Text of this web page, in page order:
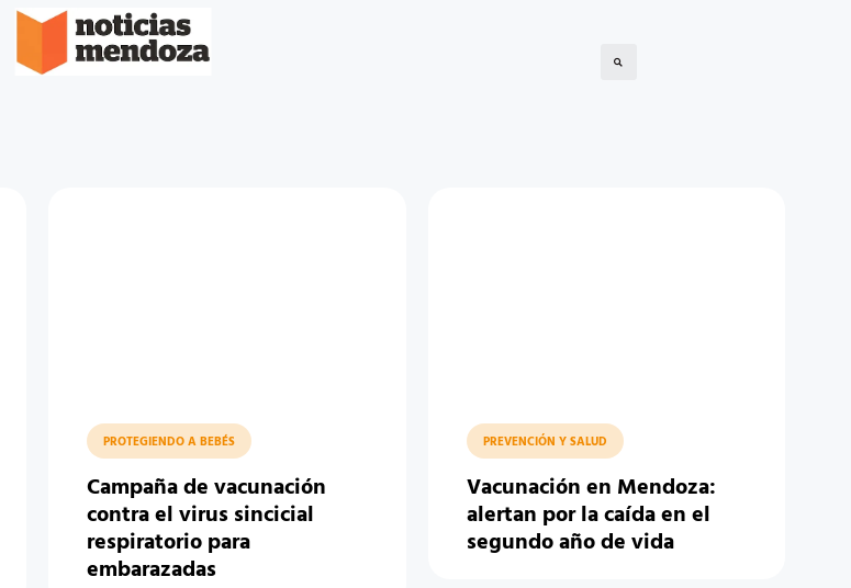
PROTEGIENDO A BEBÉS
Campaña de vacunación
contra el virus sincicial
respiratorio para
embarazadas
PREVENCIÓN Y SALUD
Vacunación en Mendoza:
alertan por la caída en el
segundo año de vida